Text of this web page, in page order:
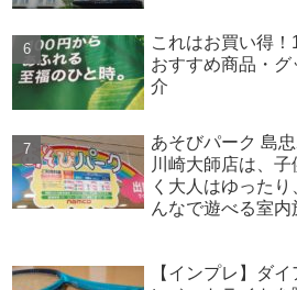
これはお買い得！
おすすめ商品・グ
介
あそびパーク 島
川崎大師店は、子
く大人はゆったり
んなで遊べる室内
【インプレ】ダ